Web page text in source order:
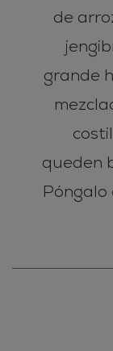
de
grande
queden